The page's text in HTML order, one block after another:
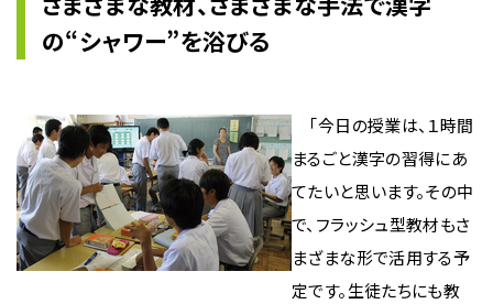
の“シャワー”を浴びる
「今日の授業は、１時間
まるごと漢字の習得にあ
てたいと思います。その中
で、フラッシュ型教材もさ
まざまな形で活用する予
定です。生徒たちにも教